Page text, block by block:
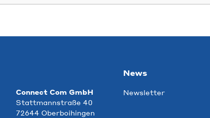
Connect Com GmbH
Stattmannstraße 40
72644 Oberboihingen
News
Newsletter